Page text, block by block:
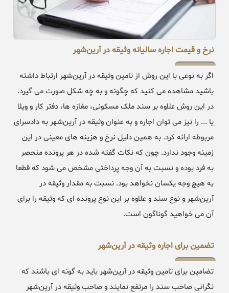
نرخ و قیمت اجاره سالیانه وثیقه در آرین‌شهر
اگر به نوعی با این روش از تامین وثیقه در آرین‌شهر ارتباط داشته
باشید مشاهده می کنید که چگونه و به چه شکل صورت می گیرد.
در این روش علاوه بر سند ملک مسکونی، مغازه ها، دفتر کار و ویلا
یا ... را نیز می توان اجاره و به عنوان وثیقه در آرین‌شهر به دادسرای
مربوطه ارائه کرد. به همین دلیل نرخ و هزینه های معینی در این
زمینه وجود ندارد. چون که نکات گفته شده در هر پرونده منحصر
به فرد بوده و نسبت به آن وجه پرداختی مشخص می شود که قطعا
به هیچ وجه یکسان نخواهد بود. نسبت به مقدار وثیقه در
آرین‌شهر و نوع سند و علاوه بر این نوع پرونده ای که وثیقه را برای
آن می خواهید گوناگون است.
تضمین برای اجاره وثیقه در آرین‌شهر
تضامین برای تامین وثیقه در آرین‌شهر باید به گونه ای باشند که
نگرانی صاحب سند را مرتفع نمایند و صاحب وثیقه در آرین‌شهر